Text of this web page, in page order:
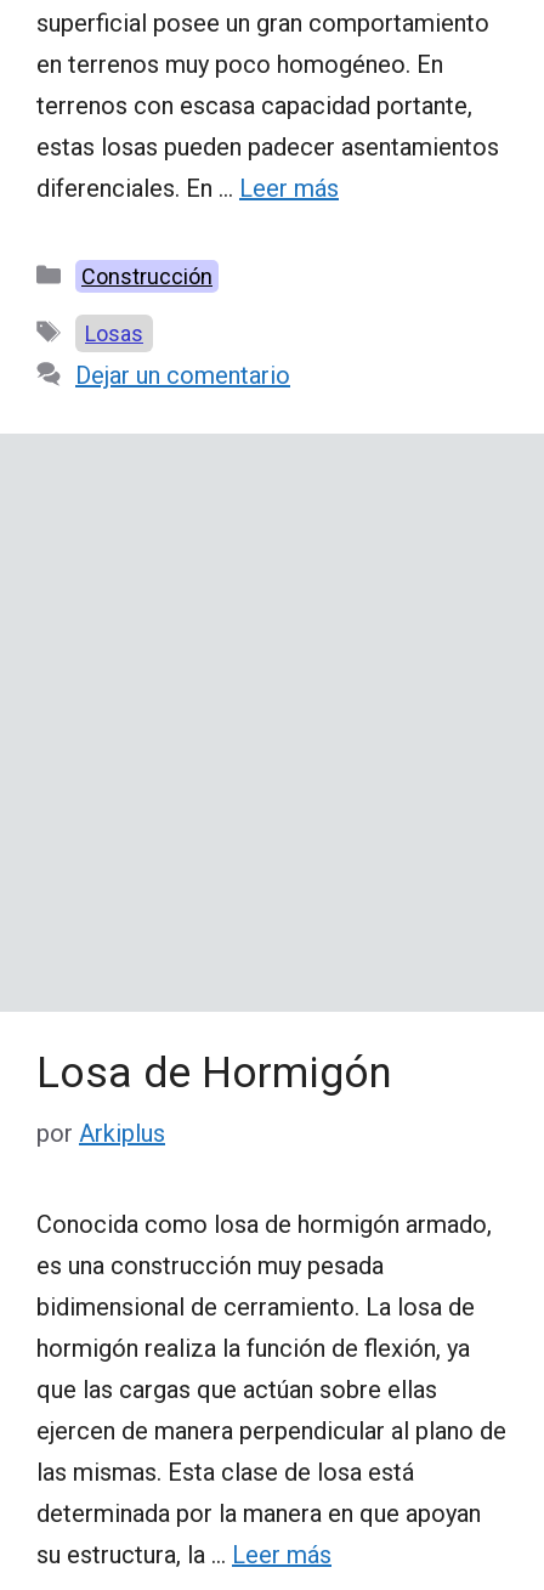
superficial posee un gran comportamiento
en terrenos muy poco homogéneo. En
terrenos con escasa capacidad portante,
estas losas pueden padecer asentamientos
diferenciales. En … Leer más
Categorías
Construcción
Etiquetas
Losas
Dejar un comentario
Losa de Hormigón
por Arkiplus
Conocida como losa de hormigón armado,
es una construcción muy pesada
bidimensional de cerramiento. La losa de
hormigón realiza la función de flexión, ya
que las cargas que actúan sobre ellas
ejercen de manera perpendicular al plano de
las mismas. Esta clase de losa está
determinada por la manera en que apoyan
su estructura, la … Leer más